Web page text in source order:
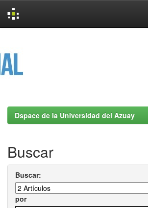
Dspace de la Universidad del Azuay
Buscar
Buscar:
por